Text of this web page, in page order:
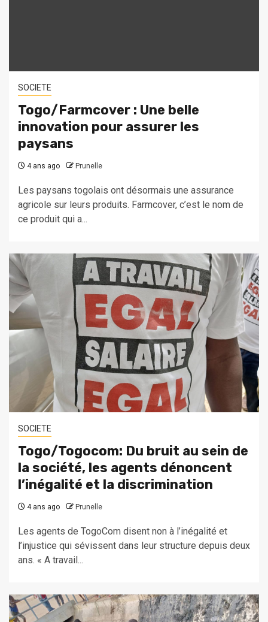
SOCIETE
Togo/Farmcover : Une belle
innovation pour assurer les
paysans
4 ans ago Prunelle
Les paysans togolais ont désormais une assurance
agricole sur leurs produits. Farmcover, c’est le nom de
ce produit qui a...
SOCIETE
Togo/Togocom: Du bruit au sein de
la société, les agents dénoncent
l’inégalité et la discrimination
4 ans ago Prunelle
Les agents de TogoCom disent non à l’inégalité et
l’injustice qui sévissent dans leur structure depuis deux
ans. « A travail...